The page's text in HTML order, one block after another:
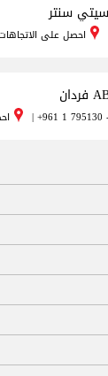
سنتر
احصل على
+961 1
|